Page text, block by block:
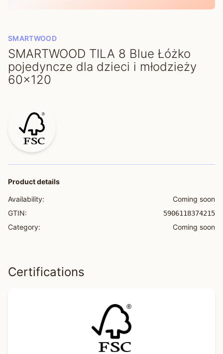
SMARTWOOD
SMARTWOOD TILA 8 Blue Łóżko
pojedyncze dla dzieci i młodzieży
60x120
Product details
Availability:
Coming soon
GTIN:
5906118374215
Category: Coming soon
Certifications